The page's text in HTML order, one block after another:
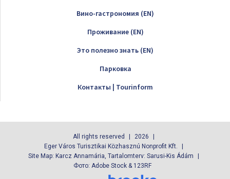
Вино-гастрономия (EN)
Проживание (EN)
Это полезно знать (EN)
Парковка
Контакты | Tourinform
All rights reserved
2026
Eger Város Turisztikai Közhasznú Nonprofit Kft.
Site Map: Karcz Annamária, Tartalomterv: Sarusi-Kis Ádám
Фото: Adobe Stock & 123RF